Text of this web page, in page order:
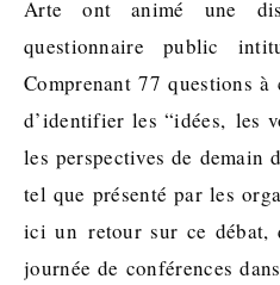
Arte ont animé une
questionnaire public
Comprenant 77 questions
d’identifier les “idées, les
les perspectives de demain
tel que présenté par les
ici un retour sur ce débat,
journée de conférences